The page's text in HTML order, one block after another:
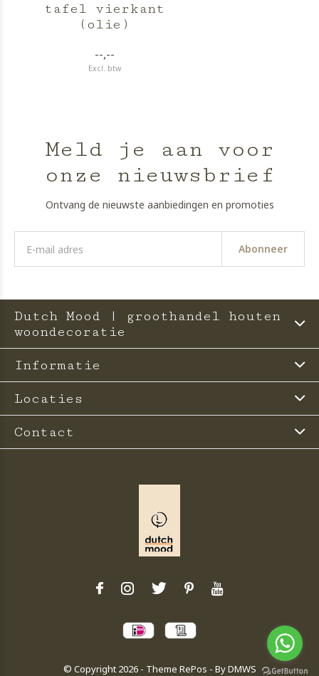
tafel vierkant
(olie)
--,--
Excl. btw
Meld je aan voor
onze nieuwsbrief
Ontvang de nieuwste aanbiedingen en promoties
Abonneer
Dutch Mood | groothandel houten
woondecoratie
Informatie
Locaties
Contact
© Copyright 2026- Theme RePos - ByDMWS